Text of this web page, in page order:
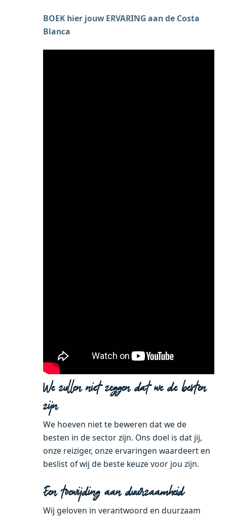
BOEK hier jouw ERVARING aan de Costa
Blanca
We zullen niet zeggen dat we de besten
zijn
We hoeven niet te beweren dat we de
besten in de sector zijn. Ons doel is dat jij,
onze reiziger, onze ervaringen waardeert en
beslist of wij de beste keuze voor jou zijn.
Een toewijding aan duurzaamheid
Wij geloven in verantwoord en duurzaam